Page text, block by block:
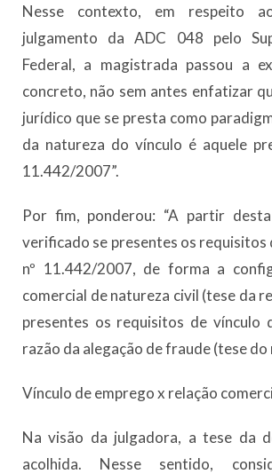
Nesse contexto, em respeito
julgamento da ADC 048 pelo
Federal, a magistrada passou a
concreto, não sem antes enfatizar
jurídico que se presta como
da natureza do vínculo é aquele
11.442/2007”.
Por fim, ponderou: “A partir
verificado se presentes os requisitos
nº 11.442/2007, de forma a
comercial de natureza civil (tese da
presentes os requisitos de vínculo
razão da alegação de fraude (tese do
Vínculo de emprego x relação
Na visão da julgadora, a tese da
acolhida. Nesse sentido,